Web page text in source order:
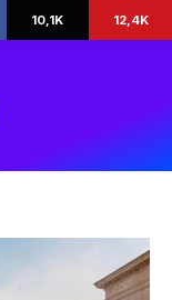
10,1K 12,4K